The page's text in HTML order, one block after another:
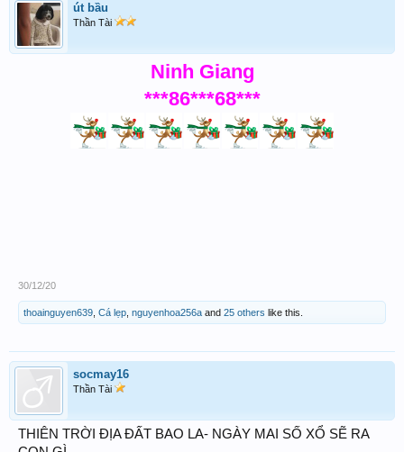
út bầu
Thần Tài
Ninh Giang
***86***68***
30/12/20
thoainguyen639 Cá lẹp nguyenhoa256a and 25 others like this.
socmay16
Thần Tài
THIÊN TRỜI ĐỊA ĐẤT BAO LA- NGÀY MAI SỐ XỔ SẼ RA